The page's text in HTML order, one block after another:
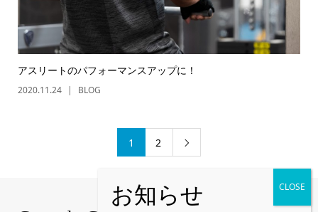
アスリートのパフォーマンスアップに！
2020.11.24 BLOG
1 2 